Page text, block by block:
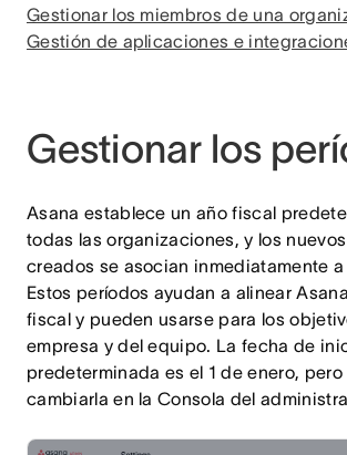
Gestionar los miembros de una
Gestión de aplicaciones e
Gestionar los
Asana establece un año fiscal
todas las organizaciones, y los
creados se asocian inmediatamente
Estos períodos ayudan a alinear
fiscal y pueden usarse para los
empresa y del equipo. La fecha de
predeterminada es el 1 de enero,
cambiarla en la Consola del